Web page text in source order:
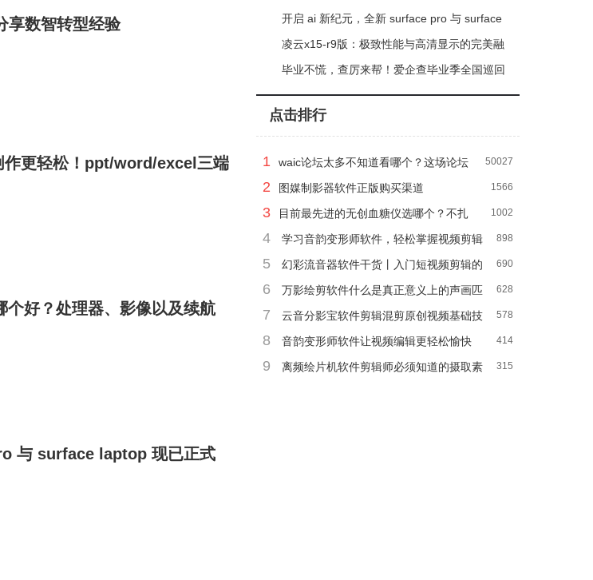
享数智转型经验
更轻松！ppt/word/excel三端
好？处理器、影像以及续航
与 surface laptop 现已正式
器、影像以及续航能力综合对比
开启 ai 新纪元，全新 surface pro 与 surface
laptop 现已正式上市
凌云x15-r9版：极致性能与高清显示的完美融
合
毕业不慌，查厉来帮！爱企查毕业季全国巡回
校园行，圆满收官！
点击排行
50027
1
waic论坛太多不知道看哪个？这场论坛
的话题价值上百亿
1566
2 图媒制影器软件正版购买渠道
1002
3
目前最先进的无创血糖仪选哪个？不扎
手指的三诺爱看动态血糖仪是糖友福利
898
4
学习音韵变形师软件，轻松掌握视频剪辑
技巧
690
5
幻彩流音器软件干货丨入门短视频剪辑的
11个技巧
628
6
万影绘剪软件什么是真正意义上的声画匹
配
578
7
云音分影宝软件剪辑混剪原创视频基础技
巧分享，满满干货
414
8 音韵变形师软件让视频编辑更轻松愉快
315
9
离频绘片机软件剪辑师必须知道的摄取素